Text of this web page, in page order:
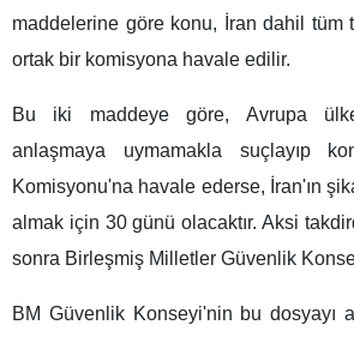
maddelerine göre konu, İran dahil tüm
ortak bir komisyona havale edilir.
Bu iki maddeye göre, Avrupa
anlaşmaya uymamakla suçlayıp
Komisyonu'na havale ederse, İran'ın
almak için 30 günü olacaktır. Aksi
sonra Birleşmiş Milletler Güvenlik
BM Güvenlik Konseyi'nin bu dosyayı